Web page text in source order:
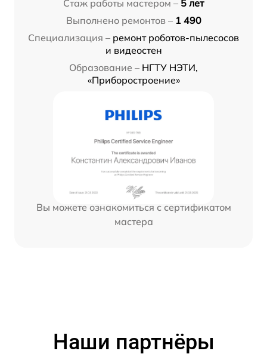
Стаж работы мастером – 5 лет
Выполнено ремонтов – 1 490
Специализация – ремонт роботов-пылесосов
и видеостен
Образование – НГТУ НЭТИ,
«Приборостроение»
Вы можете ознакомиться с сертификатом
мастера
Наши партнёры